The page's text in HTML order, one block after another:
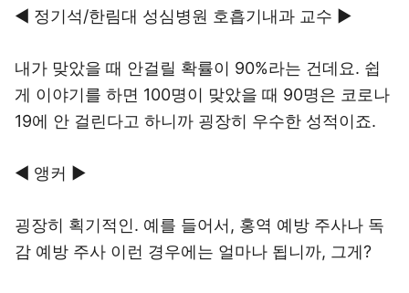
◀ 정기석/한림대 성심병원 호흡기내과 교수 ▶
내가 맞았을 때 안걸릴 확률이 90%라는 건데요. 쉽
게 이야기를 하면 100명이 맞았을 때 90명은 코로나
19에 안 걸린다고 하니까 굉장히 우수한 성적이죠.
◀ 앵커 ▶
굉장히 획기적인. 예를 들어서, 홍역 예방 주사나 독
감 예방 주사 이런 경우에는 얼마나 됩니까, 그게?